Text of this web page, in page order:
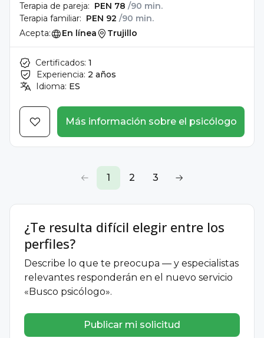
Terapia de pareja: PEN 78 /90 min.
Terapia familiar: PEN 92 /90 min.
Acepta:
En línea Trujillo
Certificados: 1
Experiencia: 2 años
Idioma: ES
Más información sobre el psicólogo
1 2 3
¿Te resulta difícil elegir entre los
perfiles?
Describe lo que te preocupa — y especialistas
relevantes responderán en el nuevo servicio
«Busco psicólogo».
Publicar mi solicitud